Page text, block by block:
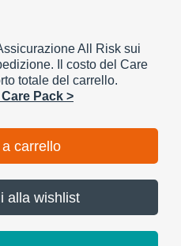
All Risk sui
Il costo del Care
totale del carrello.
Pack >
carrello
alla wishlist